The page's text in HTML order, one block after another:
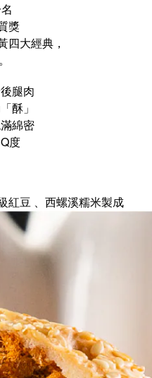
獎
四大經典，
腿肉
酥」
綿密
度
紅豆 、西螺溪糯米製成